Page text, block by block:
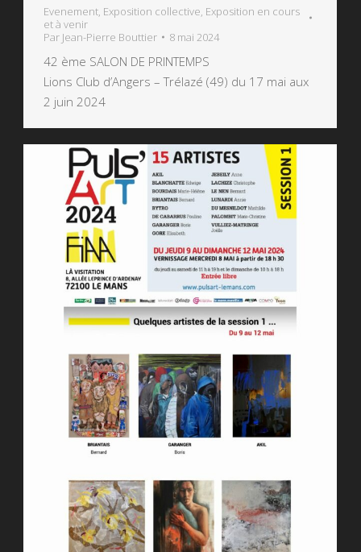
Evenement, Exposition collective, Exposition en cours
et à venir
Par Jean-Pierre Bouttier 8 mai 2024
42 ème SALON DE PRINTEMPS
Lions Club d’Angers – Trélazé (49) du 17 mai aux
2 juin 2024